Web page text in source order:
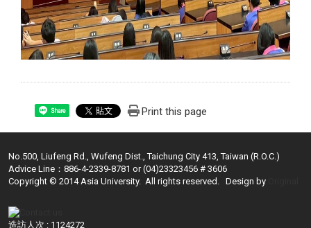
Share Print this page
No.500, Liufeng Rd., Wufeng Dist., Taichung City 413, Taiwan (R.O.C.)
Advice Line：886-4-2339-8781 or (04)23323456 # 3606
Copyright © 2014 Asia University. All rights reserved. Design by
造訪人次 : 1124272